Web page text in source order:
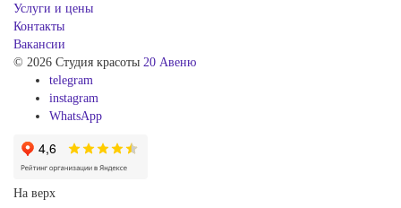
Услуги и цены
Контакты
Вакансии
© 2026 Студия красоты 20 Авеню
telegram
instagram
WhatsApp
На верх